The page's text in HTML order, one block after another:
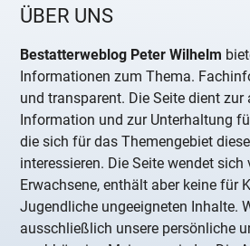
ÜBER UNS
Bestatterweblog Peter Wilhelm
Informationen zum Thema.
und transparent. Die Seite dient zur
Information und zur Unterhaltung
die sich für das Themengebiet
interessieren. Die Seite wendet
Erwachsene, enthält aber keine für
Jugendliche ungeeigneten Inhalte.
ausschließlich unsere persönliche